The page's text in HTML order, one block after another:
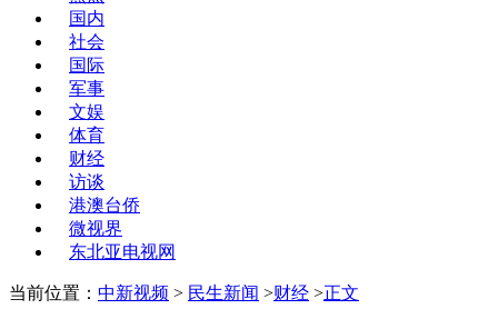
国内
社会
国际
军事
文娱
体育
财经
访谈
港澳台侨
微视界
东北亚电视网
当前位置： 中新视频 > 民生新闻 >财经 >正文